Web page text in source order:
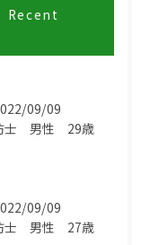
Recent
09/09
士 男性 29歳
09/09
士 男性 27歳